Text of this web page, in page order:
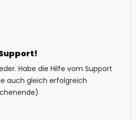
Habe die Hilfe vom Support
auch gleich erfolgreich